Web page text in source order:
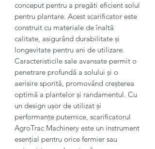
conceput pentru a pregăti eficient solul
pentru plantare. Acest scarificator este
construit cu materiale de înaltă
calitate, asigurând durabilitate și
longevitate pentru ani de utilizare.
Caracteristicile sale avansate permit o
penetrare profundă a solului și o
aerisire sporită, promovând creșterea
optimă a plantelor și randamentul. Cu
un design ușor de utilizat și
performanțe puternice, scarificatorul
AgroTrac Machinery este un instrument
esențial pentru orice fermier sau